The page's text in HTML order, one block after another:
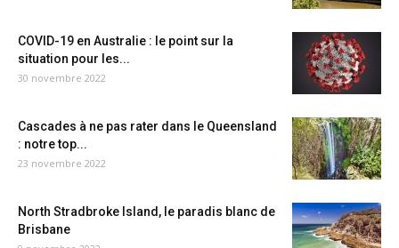
COVID-19 en Australie : le point sur la
situation pour les...
30 novembre 2022
Cascades à ne pas rater dans le Queensland
: notre top...
23 novembre 2022
North Stradbroke Island, le paradis blanc de
Brisbane